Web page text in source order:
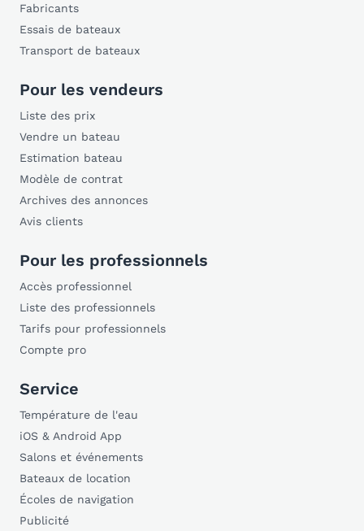
Fabricants
Essais de bateaux
Transport de bateaux
Pour les vendeurs
Liste des prix
Vendre un bateau
Estimation bateau
Modèle de contrat
Archives des annonces
Avis clients
Pour les professionnels
Accès professionnel
Liste des professionnels
Tarifs pour professionnels
Compte pro
Service
Température de l'eau
iOS & Android App
Salons et événements
Bateaux de location
Écoles de navigation
Publicité